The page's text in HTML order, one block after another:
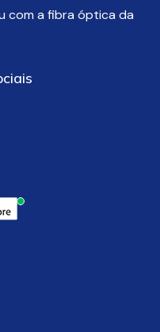
com a fibra óptica da